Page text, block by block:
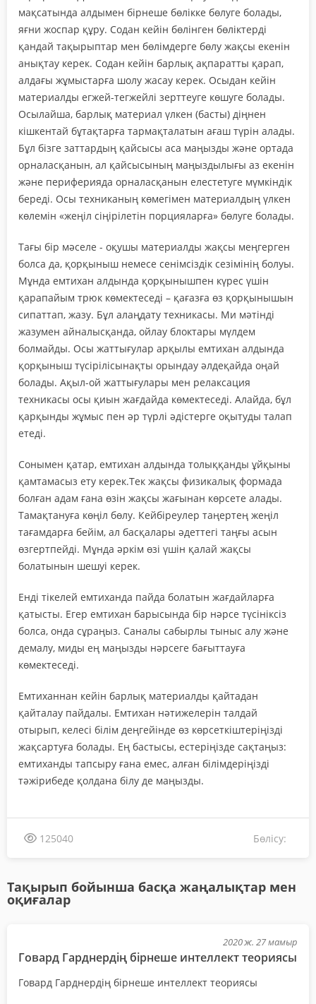
мақсатында алдымен бірнеше бөлікке бөлуге болады,
яғни жоспар құру. Содан кейін бөлінген бөліктерді
қандай тақырыптар мен бөлімдерге бөлу жақсы екенін
анықтау керек. Содан кейін барлық ақпаратты қарап,
алдағы жұмыстарға шолу жасау керек. Осыдан кейін
материалды егжей-тегжейлі зерттеуге көшуге болады.
Осылайша, барлық материал үлкен (басты) діңнен
кішкентай бұтақтарға тармақталатын ағаш түрін алады.
Бұл бізге заттардың қайсысы аса маңызды және ортада
орналасқанын, ал қайсысының маңыздылығы аз екенін
және периферияда орналасқанын елестетуге мүмкіндік
береді. Осы техниканың көмегімен материалдың үлкен
көлемін «жеңіл сіңірілетін порцияларға» бөлуге болады.
Тағы бір мәселе - оқушы материалды жақсы меңгерген
болса да, қорқыныш немесе сенімсіздік сезімінің болуы.
Мұнда емтихан алдында қорқынышпен күрес үшін
қарапайым трюк көмектеседі – қағазға өз қорқынышын
сипаттап, жазу. Бұл алаңдату техникасы. Ми мәтінді
жазумен айналысқанда, ойлау блоктары мүлдем
болмайды. Осы жаттығулар арқылы емтихан алдында
қорқыныш түсірілісынақты орындау әлдеқайда оңай
болады. Ақыл-ой жаттығулары мен релаксация
техникасы осы қиын жағдайда көмектеседі. Алайда, бұл
қарқынды жұмыс пен әр түрлі әдістерге оқытуды талап
етеді.
Сонымен қатар, емтихан алдында толыққанды ұйқыны
қамтамасыз ету керек.Тек жақсы физикалық формада
болған адам ғана өзін жақсы жағынан көрсете алады.
Тамақтануға көңіл бөлу. Кейбіреулер таңертең жеңіл
тағамдарға бейім, ал басқалары әдеттегі таңғы асын
өзгертпейді. Мұнда әркім өзі үшін қалай жақсы
болатынын шешуі керек.
Енді тікелей емтиханда пайда болатын жағдайларға
қатысты. Егер емтихан барысында бір нәрсе түсініксіз
болса, онда сұраңыз. Саналы сабырлы тыныс алу және
демалу, миды ең маңызды нәрсеге бағыттауға
көмектеседі.
Емтиханнан кейін барлық материалды қайтадан
қайталау пайдалы. Емтихан нәтижелерін талдай
отырып, келесі білім деңгейінде өз көрсеткіштеріңізді
жақсартуға болады. Ең бастысы, естеріңізде сақтаңыз:
емтиханды тапсыру ғана емес, алған білімдеріңізді
тәжірибеде қолдана білу де маңызды.
125040 Бөлісу:
Тақырып бойынша басқа жаңалықтар мен
оқиғалар
2020 ж. 27 мамыр
Говард Гарднердің бірнеше интеллект теориясы
Говард Гарднердің бірнеше интеллект теориясы